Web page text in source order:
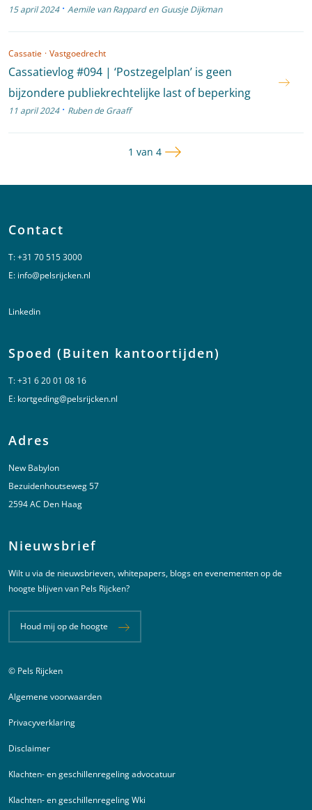
15 april 2024 · Aemile van Rappard en Guusje Dijkman
Cassatie · Vastgoedrecht
Cassatievlog #094 | ‘Postzegelplan’ is geen
bijzondere publiekrechtelijke last of beperking
11 april 2024 · Ruben de Graaff
Pagina
1 van 4 Volgende pagina
Contact
T:+31 70 515 3000
E: info@pelsrijcken.nl
Linkedin
Spoed (Buiten kantoortijden)
T:+31 6 20 01 08 16
E: kortgeding@pelsrijcken.nl
Adres
New Babylon
Bezuidenhoutseweg 57
2594 AC Den Haag
Nieuwsbrief
Wilt u via de nieuwsbrieven, whitepapers, blogs en evenementen op de
hoogte blijven van Pels Rijcken?
Houd mij op de hoogte
Juridische informatie
© Pels Rijcken
Algemene voorwaarden
Privacyverklaring
Disclaimer
Klachten- en geschillenregeling advocatuur
Klachten- en geschillenregeling Wki